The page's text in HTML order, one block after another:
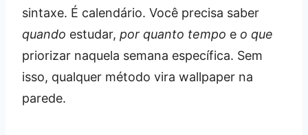
sintaxe. É calendário. Você precisa saber
quando estudar, por quanto tempo e o que
priorizar naquela semana específica. Sem
isso, qualquer método vira wallpaper na
parede.